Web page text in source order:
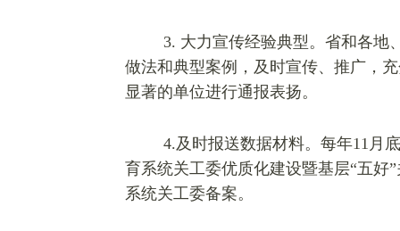
3. 大力宣传经验典型。省和各地
做法和典型案例，及时宣传、推广，
显著的单位进行通报表扬。
4.及时报送数据材料。每年11月
育系统关工委优质化建设暨基层“五好
系统关工委备案。